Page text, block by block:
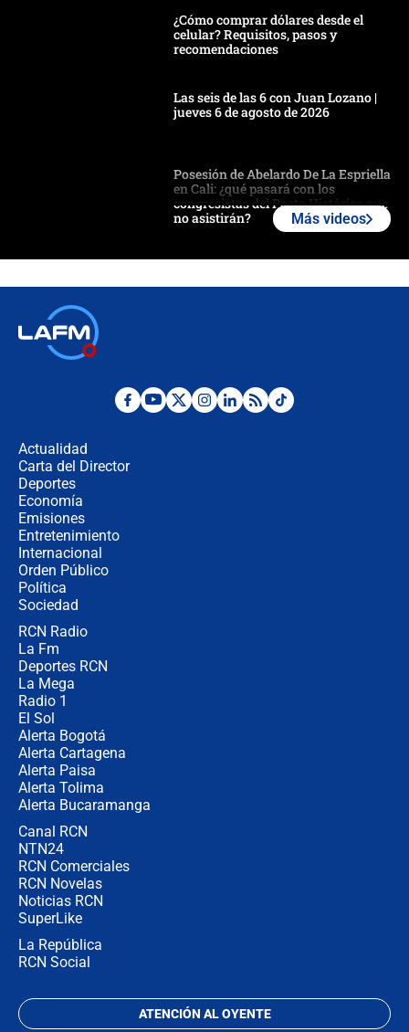
¿Cómo comprar dólares desde el
celular? Requisitos, pasos y
recomendaciones
Las seis de las 6 con Juan Lozano |
jueves 6 de agosto de 2026
Posesión de Abelardo De La Espriella
en Cali: ¿qué pasará con los
congresistas del Pacto Histórico que
no asistirán?
¿Por qué De la Espriella gobernará
Más videos
Actualidad
Carta del Director
Deportes
Economía
Emisiones
Entretenimiento
Internacional
Orden Público
Política
Sociedad
RCN Radio
La Fm
Deportes RCN
La Mega
Radio 1
El Sol
Alerta Bogotá
Alerta Cartagena
Alerta Paisa
Alerta Tolima
Alerta Bucaramanga
Canal RCN
NTN24
RCN Comerciales
RCN Novelas
Noticias RCN
SuperLike
La República
RCN Social
ATENCIÓN AL OYENTE